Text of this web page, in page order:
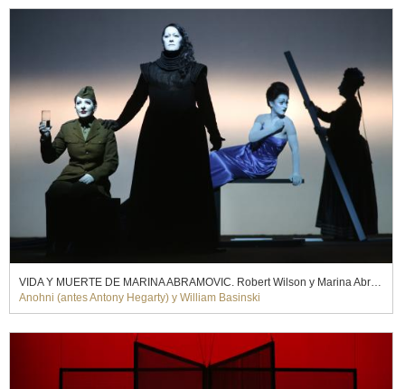
VIDA Y MUERTE DE MARINA ABRAMOVIC. Robert Wilson y Marina Abramovic (2012)
Anohni (antes Antony Hegarty) y William Basinski